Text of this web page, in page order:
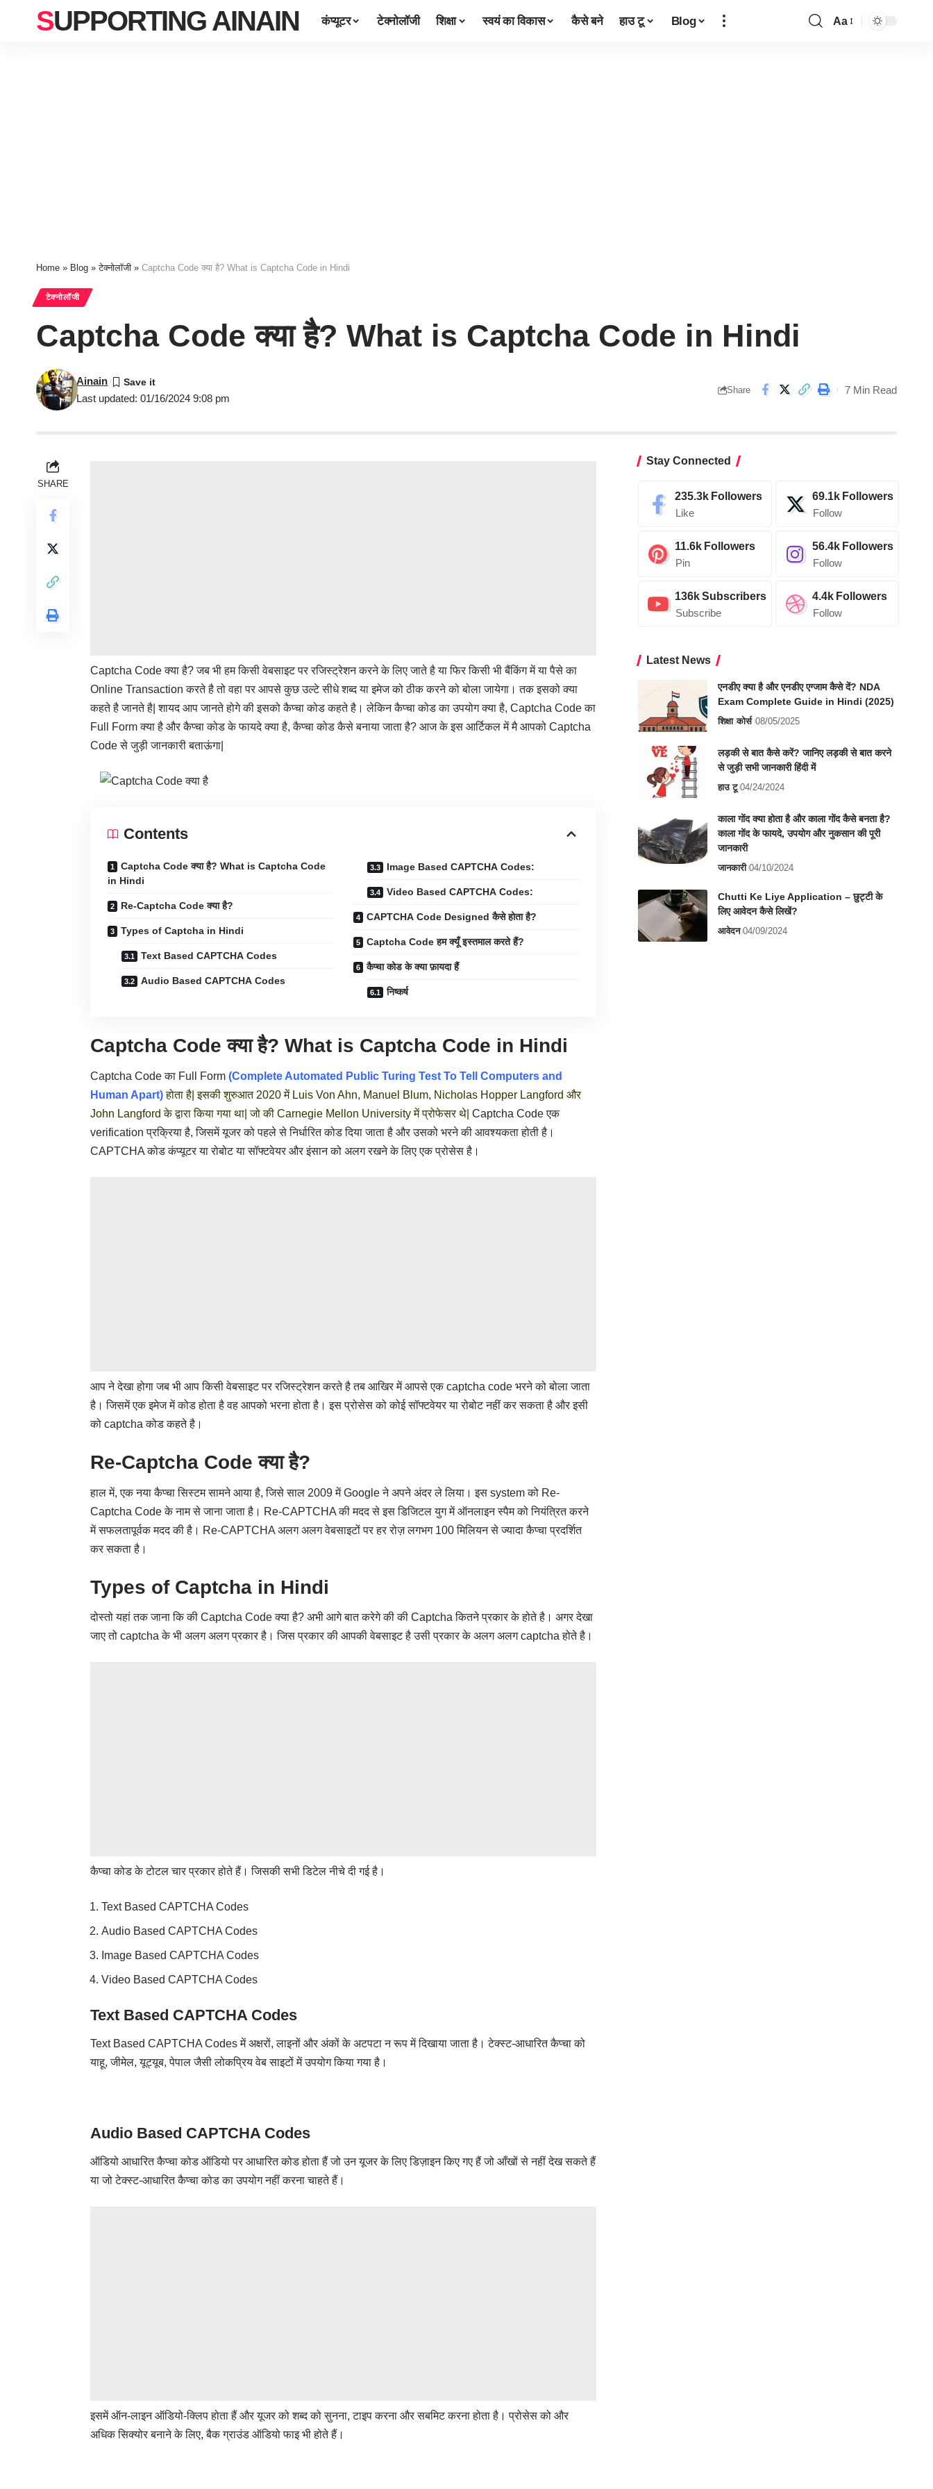
SUPPORTING AINAIN कंप्यूटर टेक्नोलॉजी शिक्षा स्वयं का विकास कैसे बने हाउ टू Blog Aa
Home » Blog »टेक्नोलॉजी » Captcha Code क्या है? What is Captcha Code in Hindi
टेक्नोलॉजी
Captcha Code क्या है? What is Captcha Code in Hindi
Last updated: 01/16/2024 9:08 pm
Ainain
Share 7 Min Read
SHARE
Captcha Code क्या है? जब भी हम किसी वेबसाइट पर रजिस्ट्रेशन करने के लिए जाते है या फिर किसी भी बैंकिंग में या पैसे का
Online Transaction करते है तो वहा पर आपसे कुछ उल्टे सीधे शब्द या इमेज को ठीक करने को बोला जायेगा। तक इसको क्या
कहते है जानते है| शायद आप जानते होगे की इसको कैप्चा कोड कहते है। लेकिन कैप्चा कोड का उपयोग क्या है, Captcha Code का
Full Form क्या है और कैप्चा कोड के फायदे क्या है, कैप्चा कोड कैसे बनाया जाता है? आज के इस आर्टिकल में मै आपको Captcha
Code से जुड़ी जानकारी बताऊंगा|
Contents
Captcha Code क्या है? What is Captcha Code
in Hindi
Re-Captcha Code क्या है?
Types of Captcha in Hindi
Text Based CAPTCHA Codes
Audio Based CAPTCHA Codes
Image Based CAPTCHA Codes:
Video Based CAPTCHA Codes:
CAPTCHA Code Designed कैसे होता है?
Captcha Code हम क्यूँ इस्तमाल करते हैं?
कैप्चा कोड के क्या फ़ायदा हैं
निष्कर्ष
Captcha Code क्या है? What is Captcha Code in Hindi
Captcha Code का Full Form (Complete Automated Public Turing Test To Tell Computers and
Human Apart)होता है| इसकी शुरुआत 2020 में Luis Von Ahn, Manuel Blum, Nicholas Hopper Langford और
John Langford के द्वारा किया गया था| जो की Carnegie Mellon University में प्रोफेसर थे| Captcha Code एक
verification प्रक्रिया है, जिसमें यूजर को पहले से निर्धारित कोड दिया जाता है और उसको भरने की आवश्यकता होती है।
CAPTCHA कोड कंप्यूटर या रोबोट या सॉफ्टवेयर और इंसान को अलग रखने के लिए एक प्रोसेस है।
आप ने देखा होगा जब भी आप किसी वेबसाइट पर रजिस्ट्रेशन करते है तब आखिर में आपसे एक captcha code भरने को बोला जाता
है। जिसमें एक इमेज में कोड होता है वह आपको भरना होता है। इस प्रोसेस को कोई सॉफ्टवेयर या रोबोट नहीं कर सकता है और इसी
को captcha कोड कहते है।
Re-Captcha Code क्या है?
हाल में, एक नया कैप्चा सिस्टम सामने आया है, जिसे साल 2009 में Google ने अपने अंदर ले लिया। इस system को Re-
Captcha Code के नाम से जाना जाता है। Re-CAPTCHA की मदद से इस डिजिटल युग में ऑनलाइन स्पैम को नियंत्रित करने
में सफलतापूर्वक मदद की है। Re-CAPTCHA अलग अलग वेबसाइटों पर हर रोज़ लगभग 100 मिलियन से ज्यादा कैप्चा प्रदर्शित
कर सकता है।
Types of Captcha in Hindi
दोस्तो यहां तक जाना कि की Captcha Codeक्या है? अभी आगे बात करेगे की की Captcha कितने प्रकार के होते है। अगर देखा
जाए तो captcha के भी अलग अलग प्रकार है। जिस प्रकार की आपकी वेबसाइट है उसी प्रकार के अलग अलग captcha होते है।
कैप्चा कोड के टोटल चार प्रकार होते हैं। जिसकी सभी डिटेल नीचे दी गई है।
Text Based CAPTCHA Codes
Audio Based CAPTCHA Codes
Image Based CAPTCHA Codes
Video Based CAPTCHA Codes
Text Based CAPTCHA Codes
Text Based CAPTCHA Codes में अक्षरों, लाइनों और अंकों के अटपटा न रूप में दिखाया जाता है। टेक्स्ट-आधारित कैप्चा को
याहू, जीमेल, यूट्यूब, पेपाल जैसी लोकप्रिय वेब साइटों में उपयोग किया गया है।
Audio Based CAPTCHA Codes
ऑडियो आधारित कैप्चा कोड ऑडियो पर आधारित कोड होता हैं जो उन यूजर के लिए डिज़ाइन किए गए हैं जो आँखों से नहीं देख सकते हैं
या जो टेक्स्ट-आधारित कैप्चा कोड का उपयोग नहीं करना चाहते हैं।
इसमें ऑन-लाइन ऑडियो-क्लिप होता हैं और यूजर को शब्द को सुनना, टाइप करना और सबमिट करना होता है। प्रोसेस को और
अधिक सिक्योर बनाने के लिए, बैक ग्राउंड ऑडियो फाइ भी होते हैं।
Stay Connected
235.3k Followers
Like
69.1k Followers
Follow
11.6k Followers
Pin
56.4k Followers
Follow
136kSubscribers
Subscribe
4.4k Followers
Follow
Latest News
एनडीए क्या है और एनडीए एग्जाम कैसे दें? NDA
Exam Complete Guide in Hindi (2025)
शिक्षा कोर्स 08/05/2025
लड़की से बात कैसे करें? जानिए लड़की से बात करने
से जुड़ी सभी जानकारी हिंदी में
हाउ टू 04/24/2024
काला गोंद क्या होता है और काला गोंद कैसे बनता है?
काला गोंद के फायदे, उपयोग और नुकसान की पूरी
जानकारी
जानकारी 04/10/2024
Chutti Ke Liye Application – छुट्टी के
लिए आवेदन कैसे लिखें?
आवेदन 04/09/2024